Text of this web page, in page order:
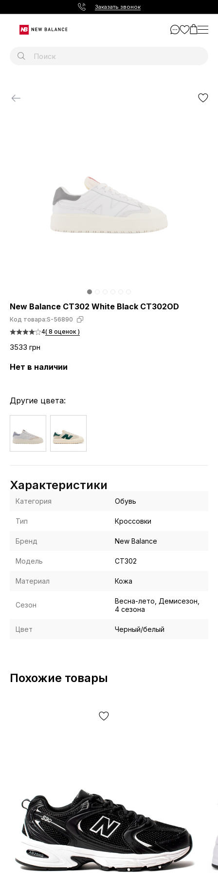
Заказать звонок
New Balance CT302 White Black CT302OD
Код товара:S-56890
4( 8 оценок )
3533 грн
Нет в наличии
Другие цвета:
Характеристики
Категория Обувь
Тип Кроссовки
Бренд New Balance
Модель CT302
Материал Кожа
Сезон
Весна-лето, Демисезон,
4 сезона
Цвет Черный/белый
Похожие товары